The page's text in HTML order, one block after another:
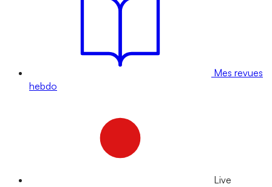
Mes revues
hebdo
Live